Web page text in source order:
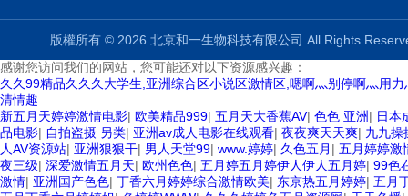
版權所有 © 2026 北京和一生物科技有限公司 All Rights
感谢您访问我们的网站，您可能还对以下资源感兴趣：
久久99精品久久久大学生,亚洲综合区小说区激情区,嗯啊灬别停啊灬用
清情趣
新五月天婷婷激情电影| 欧美精品999| 五月天大香蕉AV| 色色 亚洲| 日本
品电影| 自拍盗摄 另类| 亚洲av成人电影在线观看| 夜夜爽天天爽| 九九操
人AV资源站| 亚洲狠狠干| 男人天堂99| www.婷婷| 久色五月 | 五月婷婷激
夜三级| 深爱激情五月天| 欧州色色| 五月婷五月婷伊人伊人五月婷| 99色
激情| 亚洲国产色色| 丁香六月婷婷综合激情欧美| 东京热五月婷婷| 五月